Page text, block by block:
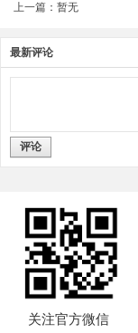
上一篇：暂无
最新评论
评论
关注官方微信